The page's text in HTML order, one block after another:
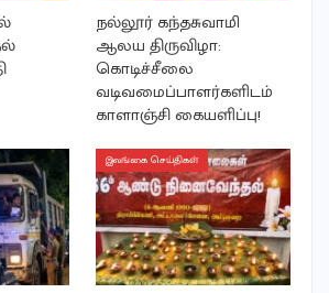
நல்லூர் கந்தசுவாமி
ஆலய திருவிழா:
கொடிச்சீலை
வடிவமைப்பாளர்களிடம்
காளாஞ்சி கையளிப்பு!
இலங்கை செய்திகள்